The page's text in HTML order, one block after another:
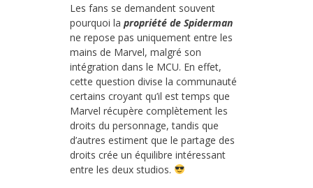
Les fans se demandent souvent
pourquoi la propriété de Spiderman
ne repose pas uniquement entre les
mains de Marvel, malgré son
intégration dans le MCU. En effet,
cette question divise la communauté
certains croyant qu’il est temps que
Marvel récupère complètement les
droits du personnage, tandis que
d’autres estiment que le partage des
droits crée un équilibre intéressant
entre les deux studios.